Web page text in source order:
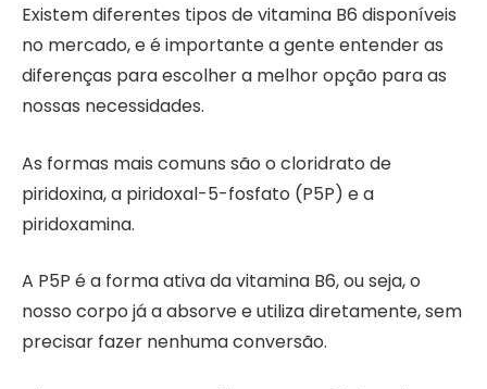
Existem diferentes tipos de vitamina B6 disponíveis
no mercado, e é importante a gente entender as
diferenças para escolher a melhor opção para as
nossas necessidades.
As formas mais comuns são o cloridrato de
piridoxina, a piridoxal-5-fosfato (P5P) e a
piridoxamina.
A P5P é a forma ativa da vitamina B6, ou seja, o
nosso corpo já a absorve e utiliza diretamente, sem
precisar fazer nenhuma conversão.